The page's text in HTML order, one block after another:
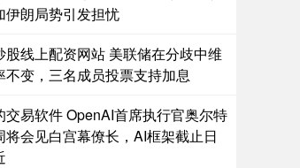
伊朗局势引发担忧
股线上配资网站 美联储在分歧中维
不变，三名成员投票支持加息
交易软件 OpenAI首席执行官奥尔特
将会见白宫幕僚长，AI框架截止日